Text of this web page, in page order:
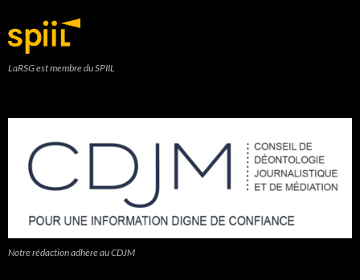
LaRSG est membre du SPIIL
Notre rédaction adhère au CDJM